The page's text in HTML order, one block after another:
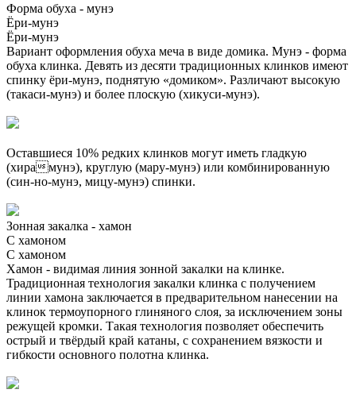
Форма обуха - мунэ
Ёри-мунэ
Ёри-мунэ
Вариант оформления обуха меча в виде домика. Мунэ - форма
обуха клинка. Девять из десяти традиционных клинков имеют
спинку ёри-мунэ, поднятую «домиком». Различают высокую
(такаси-мунэ) и более плоскую (хикуси-мунэ).
Оставшиеся 10% редких клинков могут иметь гладкую
(хирамунэ), круглую (мару-мунэ) или комбинированную
(син-но-мунэ, мицу-мунэ) спинки.
Зонная закалка - хамон
С хамоном
С хамоном
Хамон - видимая линия зонной закалки на клинке.
Традиционная технология закалки клинка с получением
линии хамона заключается в предварительном нанесении на
клинок термоупорного глиняного слоя, за исключением зоны
режущей кромки. Такая технология позволяет обеспечить
острый и твёрдый край катаны, с сохранением вязкости и
гибкости основного полотна клинка.